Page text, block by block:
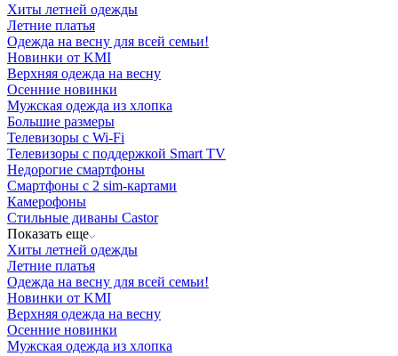
Хиты летней одежды
Летние платья
Одежда на весну для всей семьи!
Новинки от KMI
Верхняя одежда на весну
Осенние новинки
Мужская одежда из хлопка
Большие размеры
Телевизоры с Wi-Fi
Телевизоры с поддержкой Smart TV
Недорогие смартфоны
Смартфоны с 2 sim-картами
Камерофоны
Стильные диваны Castor
Показать еще
Хиты летней одежды
Летние платья
Одежда на весну для всей семьи!
Новинки от KMI
Верхняя одежда на весну
Осенние новинки
Мужская одежда из хлопка